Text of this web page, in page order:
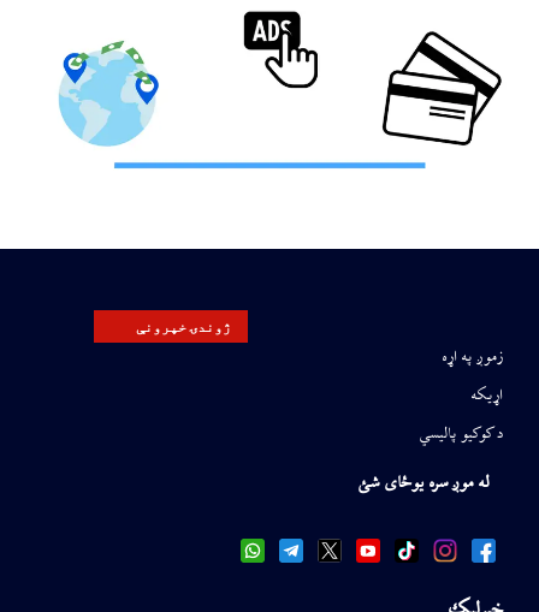
ژوندۍ خپرونې
زموږ په اړه
اړیکه
د کوکیو پالیسي
له موږ سره یوځای شئ